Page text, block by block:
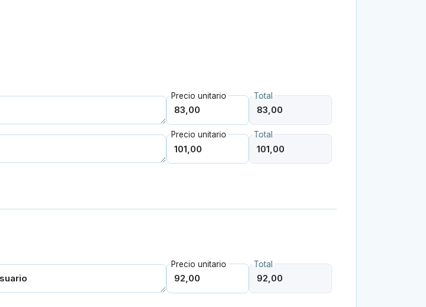
Precio unitario Total
Precio unitario Total
Precio unitario Total